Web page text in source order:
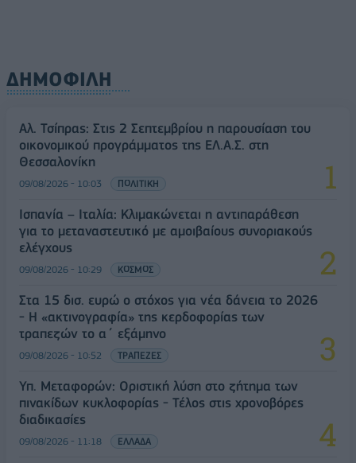
ΔΗΜΟΦΙΛΗ
Αλ. Τσίπρας: Στις 2 Σεπτεμβρίου η παρουσίαση του
οικονομικού προγράμματος της ΕΛ.Α.Σ. στη
Θεσσαλονίκη
09/08/2026 - 10:03 ΠΟΛΙΤΙΚΗ
Ισπανία – Ιταλία: Κλιμακώνεται η αντιπαράθεση
για το μεταναστευτικό με αμοιβαίους συνοριακούς
ελέγχους
09/08/2026 - 10:29 ΚΟΣΜΟΣ
Στα 15 δισ. ευρώ ο στόχος για νέα δάνεια το 2026
- Η «ακτινογραφία» της κερδοφορίας των
τραπεζών το α΄ εξάμηνο
09/08/2026 - 10:52 ΤΡΑΠΕΖΕΣ
Υπ. Μεταφορών: Οριστική λύση στο ζήτημα των
πινακίδων κυκλοφορίας - Τέλος στις χρονοβόρες
διαδικασίες
09/08/2026 - 11:18 ΕΛΛΑΔΑ